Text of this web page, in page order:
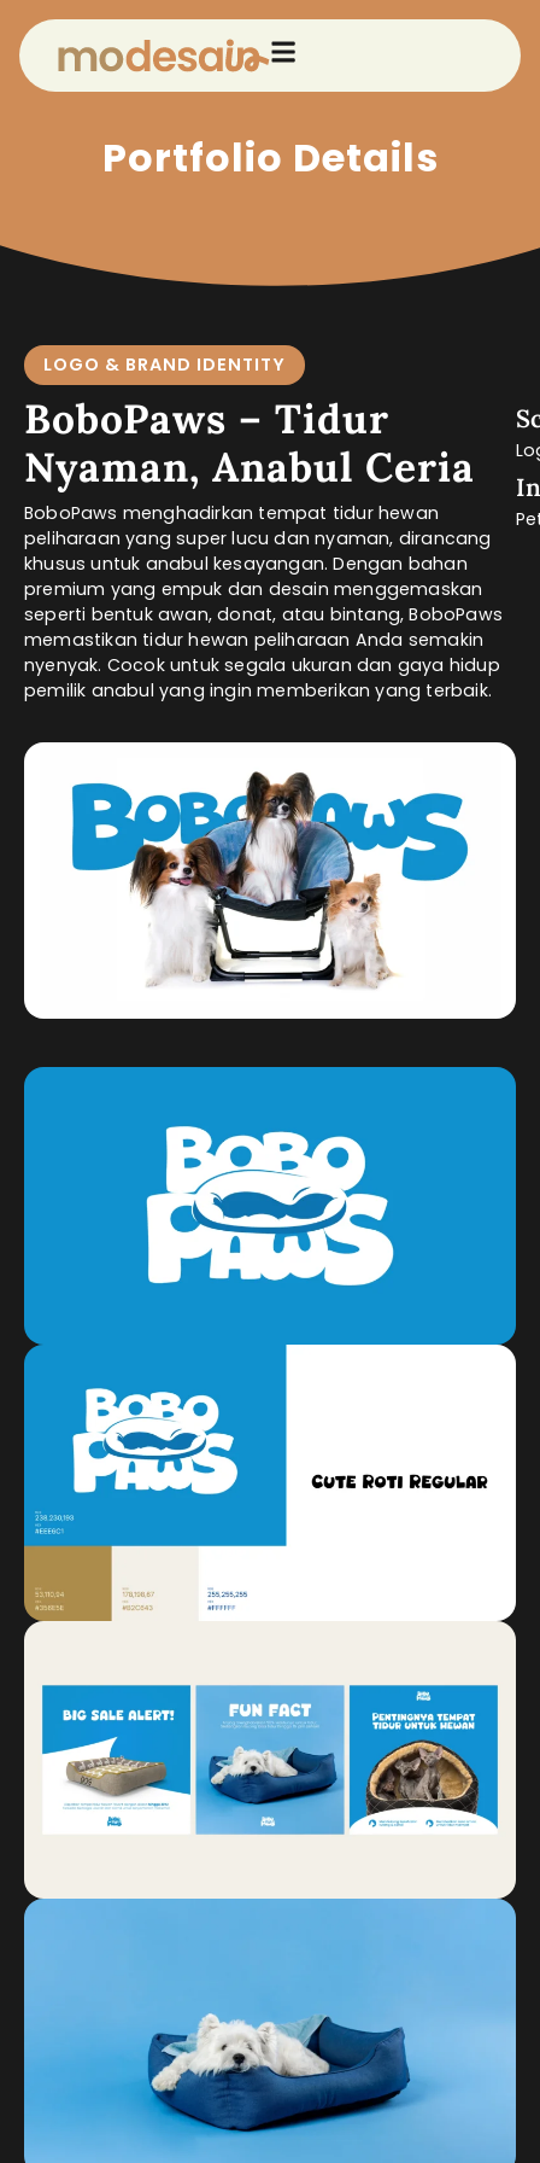
Portfolio Details
LOGO & BRAND IDENTITY
BoboPaws – Tidur
Nyaman, Anabul Ceria
BoboPaws menghadirkan tempat tidur hewan
peliharaan yang super lucu dan nyaman, dirancang
khusus untuk anabul kesayangan. Dengan bahan
premium yang empuk dan desain menggemaskan
seperti bentuk awan, donat, atau bintang, BoboPaws
memastikan tidur hewan peliharaan Anda semakin
nyenyak. Cocok untuk segala ukuran dan gaya hidup
pemilik anabul yang ingin memberikan yang terbaik.